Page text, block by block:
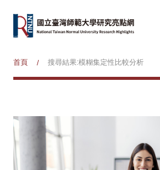
首頁 / 搜尋結果:模糊集定性比較分析